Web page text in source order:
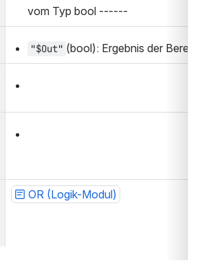
vom Typ bool ------
"$Out" (bool): Ergebnis der
OR (Logik-Modul)